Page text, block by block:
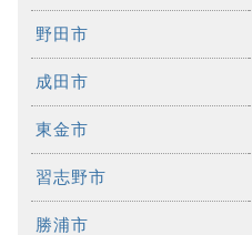
野田市
成田市
東金市
習志野市
勝浦市